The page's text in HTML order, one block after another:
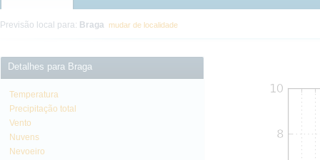
Previsão local para: Braga mudar de localidade
Detalhes para Braga
Temperatura
Precipitação total
Vento
Nuvens
Nevoeiro